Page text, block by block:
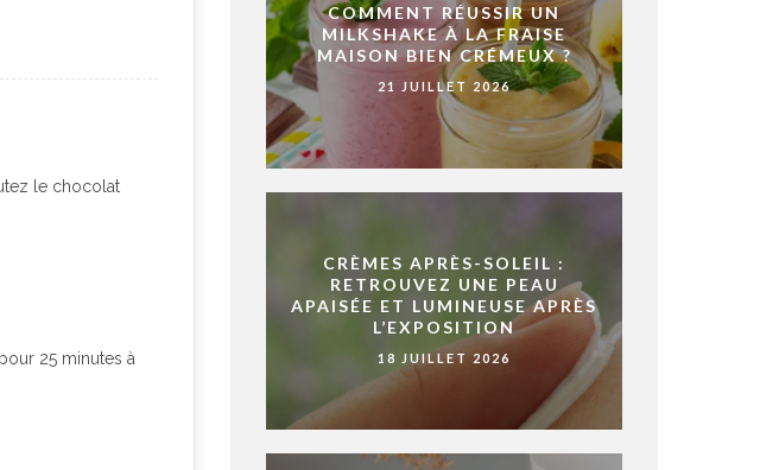
le chocolat
25 minutes à
COMMENT RÉUSSIR UN
MILKSHAKE À LA FRAISE
MAISON BIEN CRÉMEUX ?
21 JUILLET 2026
CRÈMES APRÈS-SOLEIL :
RETROUVEZ UNE PEAU
APAISÉE ET LUMINEUSE APRÈS
L’EXPOSITION
18 JUILLET 2026